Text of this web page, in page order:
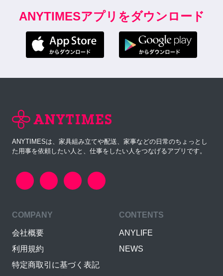
ANYTIMESアプリをダウンロード
ANYTIMESは、家具組み立てや配送、家事などの日常のちょっとし
た用事を依頼したい人と、仕事をしたい人をつなげるアプリです。
COMPANY
会社概要
利用規約
特定商取引に基づく表記
CONTENTS
ANYLIFE
NEWS